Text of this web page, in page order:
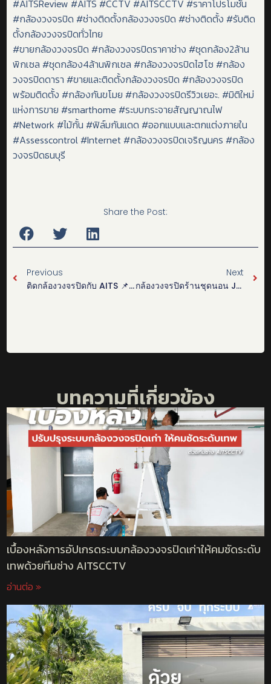
#AITSReview #AITS #CCTV #AITSCCTV #ราคาโปรโมชั่น
#กล้องวงจรปิด #ช่างติดตั้งกล้องวงจรปิด #ช่างติดตั้ง #รับติด
ตั้งกล้องวงจรปิดทั่วไทย
#ขายกล้องวงจรปิด #กล้องวงจรปิดราคาช่าง #ชุดกล้อง2ล้าน
พิกเซล #ชุดกล้อง4ล้านพิกเซล #กล้องวงจรปิดไฮโซ #กล้อง
วงจรปิดดารา #ขายและติดตั้งกล้องวงจรปิด #กล้องวงจรปิด
พร้อมติดตั้ง #กล้องกันขโมย #กล้องวงจรปิดรีวิวเยอะ. #มิติใหม่
แห่งการขาย #smarthome #ระบบกระจายสัญญาณไฟ
#Network #ไม้กั้น #ฟิล์มกันแดด #ออกแบบและตกแต่งภายใน
#Assesscontrol #Internet #กล้องวงจรปิดเจริญนคร #กล้อง
วงจรปิดธนบุรี
Share the Post:
Previous
ติดกล้องวงจรปิดกับ AITS 📌ราคาเดียวจบ ไม่มีบวกเพิ่ม #ของแถมเพียบ📌
Next
กล้องวงจรปิดร้านชุดนอน Josilins
บทความที่เกี่ยวข้อง
เบื้องหลังการอัปเกรดระบบกล้องวงจรปิดเก่าให้คมชัดระดับ
เทพด้วยทีมช่าง AITSCCTV
อ่านต่อ »